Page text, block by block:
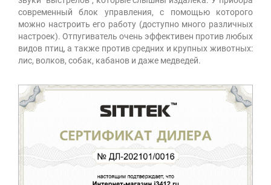
современный блок управления, с помощью которого
можно настроить его работу (доступно много различных
настроек). Отпугиватель очень эффективен против любых
видов птиц, а также против средних и крупных животных:
лис, волков, собак, кабанов и даже медведей.